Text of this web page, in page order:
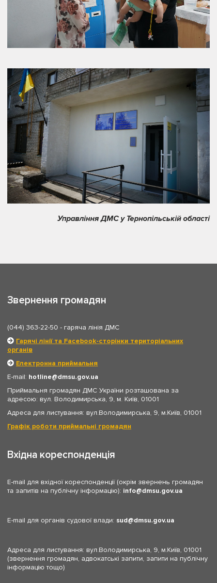
Управління ДМС у Тернопільській області
Звернення громадян
(044) 363-22-50 - гаряча лінія ДМС
Гарячі лінії та Facebook-сторінки територіальних
органів
Електронна приймальня
E-mail: hotline
dmsu.gov.ua
Приймальня громадян ДМС України розташована за
адресою: вул. Володимирська, 9, м. Київ, 01001
Адреса для листування: вул.Володимирська, 9, м.Київ, 01001
Графік роботи приймальні громадян
Вхідна кореспонденція
E-mail для вхідної кореспонденції (окрім звернень громадян
та запитів на публічну інформацію): info dmsu.gov.ua
E-mail для органів судової влади: sud dmsu.gov.ua
Адреса для листування: вул.Володимирська, 9, м.Київ, 01001
(звернення громадян, адвокатські запити, запити на публічну
інформацію тощо)